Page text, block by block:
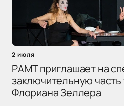
2 июля
РАМТ приглашает на
заключительную часть
Флориана Зеллера